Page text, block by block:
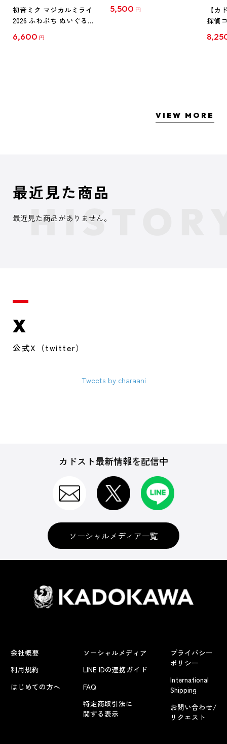
初音ミク マジカルミライ
2026 ふわぷち ぬいぐるみ
6,600 円
5,500 円
【カ
探偵
クリ
VIEW MORE
最近見た商品
最近見た商品がありません。
X
公式X（twitter）
Tweets by charaani
カドスト最新情報を配信中
ソーシャルメディア一覧
会社概要
利用規約
はじめての方へ
ソーシャルメディア
LINE IDの連携ガイド
FAQ
特定商取引法に
関する表示
プライバシー
ポリシー
International
Shipping
お問い合わせ/
リクエスト